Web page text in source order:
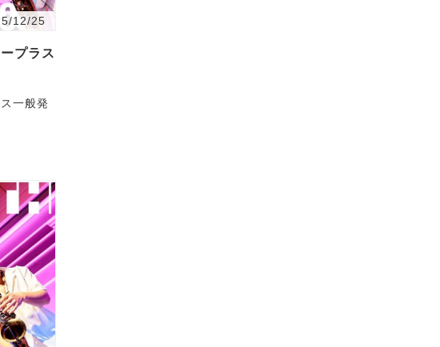
12/25
プラス
一般発